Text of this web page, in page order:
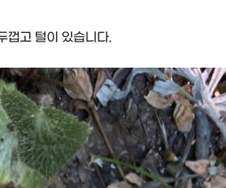
껍고 털이 있습니다.